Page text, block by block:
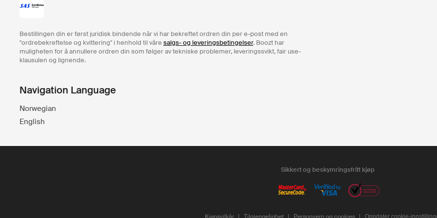
Bestillingen din er først juridisk bindende når vi har bekreftet ordren din per e-post med en
"ordrebekreftelse og kvittering" i henhold til våre salgs- og leveringsbetingelser. Boozt har
muligheten for å annullere ordren din som følger av tekniske problemer, leveringssvikt, fair use-
klausulen og lignende.
Navigation Language
Norwegian
English
Sikkert og beskymringsfritt kjøp
Kjøpsvilkår Tilgjengelighet Personvern og cookies Oppdater cookie-